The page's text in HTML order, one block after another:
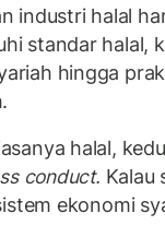
industri halal
standar halal,
hingga
halal,
conduct. Kalau
ekonomi